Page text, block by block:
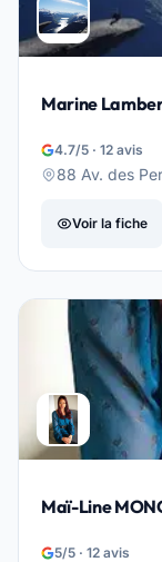
Marine
4.7/5 · 12 avis
88 Av. des
Voir la fiche
Maï-Line
5/5 · 12 avis